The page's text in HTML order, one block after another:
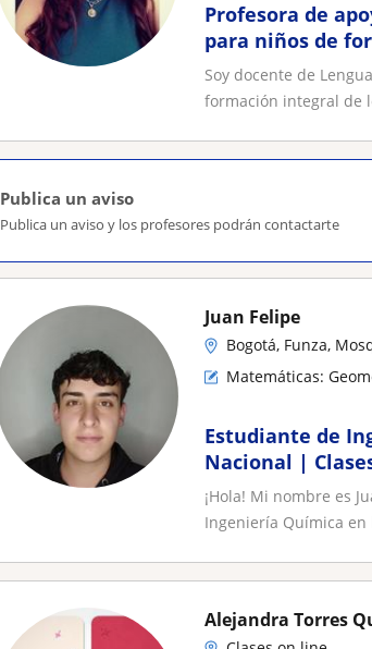
Profesora de
para niños de
Soy docente de
formación integral de
Publica un aviso
Publica un aviso y los profesores podrán contactarte
Juan Felipe
Bogotá, Funza,
Matemáticas:
Estudiante de
Nacional |
Química
¡Hola! Mi nombre es
Ingeniería Química
Alejandra Torres